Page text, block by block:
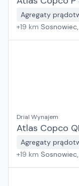
Agregaty
+19 km
Drial Wynajem
Atlas Copco
Agregaty
+19 km